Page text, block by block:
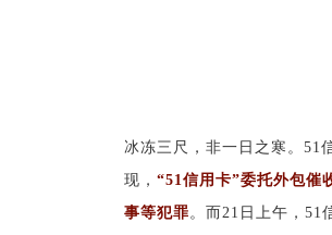
冰冻三尺，非一日之寒。51
现， “51信用卡”委托外包催
事等犯罪 。而21日上午，51